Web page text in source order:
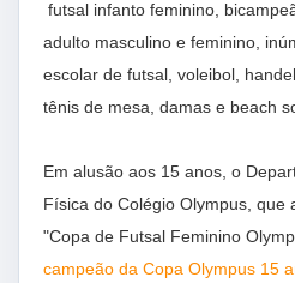
futsal infanto feminino,
adulto masculino e feminino,
escolar de futsal, voleibol,
tênis de mesa, damas e beach
Em alusão aos 15 anos, o
Física do Colégio Olympus, que
"Copa de Futsal Feminino
campeão da Copa Olympus 15